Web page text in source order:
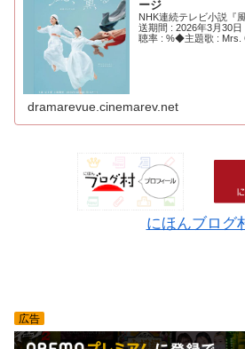
ージ
NHK連続テレビ小説『
送期間 : 2026年3月30
聴率 : %◆主題歌 : Mrs.
dramarevue.cinemarev.net
にほんブログ
広告